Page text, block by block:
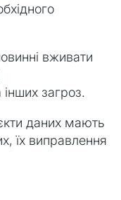
вживати
інших загроз.
даних мають
їх виправлення